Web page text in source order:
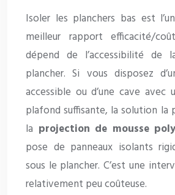
Isoler les planchers bas est
meilleur rapport efficacité/
dépend de l’accessibilité de
plancher. Si vous disposez
accessible ou d’une cave avec
plafond suffisante, la solution la
la projection de mousse
pose de panneaux isolants
sous le plancher. C’est une
relativement peu coûteuse.